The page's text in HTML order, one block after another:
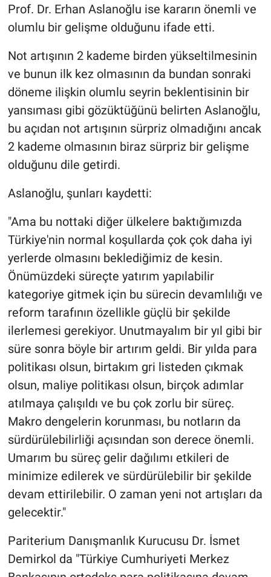
Prof. Dr. Erhan Aslanoğlu ise kararın önemli ve
olumlu bir gelişme olduğunu ifade etti.
Not artışının 2 kademe birden yükseltilmesinin
ve bunun ilk kez olmasının da bundan sonraki
döneme ilişkin olumlu seyrin beklentisinin bir
yansıması gibi gözüktüğünü belirten Aslanoğlu,
bu açıdan not artışının sürpriz olmadığını ancak
2 kademe olmasının biraz sürpriz bir gelişme
olduğunu dile getirdi.
Aslanoğlu, şunları kaydetti:
"Ama bu nottaki diğer ülkelere baktığımızda
Türkiye'nin normal koşullarda çok çok daha iyi
yerlerde olmasını beklediğimiz de kesin.
Önümüzdeki süreçte yatırım yapılabilir
kategoriye gitmek için bu sürecin devamlılığı ve
reform tarafının özellikle güçlü bir şekilde
ilerlemesi gerekiyor. Unutmayalım bir yıl gibi bir
süre sonra böyle bir artırım geldi. Bir yılda para
politikası olsun, birtakım gri listeden çıkmak
olsun, maliye politikası olsun, birçok adımlar
atılmaya çalışıldı ve bu çok zorlu bir süreç.
Makro dengelerin korunması, bu notların da
sürdürülebilirliği açısından son derece önemli.
Umarım bu süreç gelir dağılımı etkileri de
minimize edilerek ve sürdürülebilir bir şekilde
devam ettirilebilir. O zaman yeni not artışları da
gelecektir."
Pariterium Danışmanlık Kurucusu Dr. İsmet
Demirkol da "Türkiye Cumhuriyeti Merkez